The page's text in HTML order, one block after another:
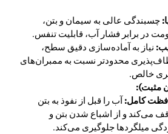
چسبندگی عالی به سیمان و بتن،
در برابر فشار آب، قابلیت تنفس.
نیاز به آماده‌سازی دقیق سطح،
محدودتر نسبت به ممبران‌های
خالص.
مثبت):
کامل: آب را قبل از نفوذ به بتن
می‌کند و از اشباع شدن بتن و
میلگردها جلوگیری می‌کند.